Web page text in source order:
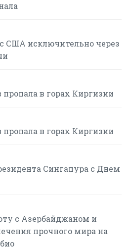
США исключительно через
в горах Киргизии
в горах Киргизии
Сингапура с Днем
с Азербайджаном и
прочного мира на